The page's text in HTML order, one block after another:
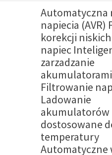
Automatyczna
napiecia (AVR)
korekcji
napiec
zarzadzanie
akumulatorami
Filtrowanie
Ladowanie
akumulatorów
dostosowane
temperatury
Automatyczne